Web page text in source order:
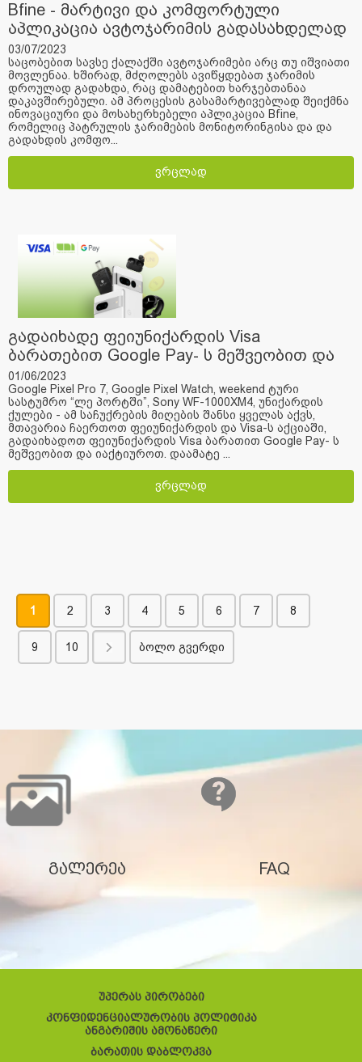
Bfine - მარტივი და კომფორტული
აპლიკაცია ავტოჯარიმის გადასახდელად
03/07/2023
საცობებით სავსე ქალაქში ავტოჯარიმები არც თუ იშვიათი
მოვლენაა. ხშირად, მძღოლებს ავიწყდებათ ჯარიმის
დროულად გადახდა, რაც დამატებით ხარჯებთანაა
დაკავშირებული. ამ პროცესის გასამარტივებლად შეიქმნა
ინოვაციური და მოსახერხებელი აპლიკაცია Bfine,
რომელიც პატრულის ჯარიმების მონიტორინგისა და და
გადახდის კომფო...
ვრცლად
გადაიხადე ფეიუნიქარდის Visa
ბარათებით Google Pay- ს მეშვეობით და
მიიღე საჩუქარი
01/06/2023
Google Pixel Pro 7, Google Pixel Watch, weekend ტური
სასტუმრო “ლე პორტში”, Sony WF-1000XM4, უნიქარდის
ქულები - ამ საჩუქრების მიღების შანსი ყველას აქვს,
მთავარია ჩაერთოთ ფეიუნიქარდის და Visa-ს აქციაში,
გადაიხადოთ ფეიუნიქარდის Visa ბარათით Google Pay- ს
მეშვეობით და იაქტიუროთ. დაამატე ...
ვრცლად
1 2 3 4 5 6 7 8
9 10 ბოლო გვერდი
გალერეა FAQ
უპერას პირობები
კონფიდენციალურობის პოლიტიკა
ანგარიშის ამონაწერი
ბარათის დაბლოკვა